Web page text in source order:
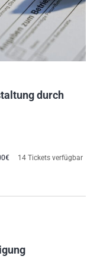
durch
14 Tickets verfügbar